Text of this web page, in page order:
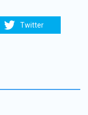
Twitter